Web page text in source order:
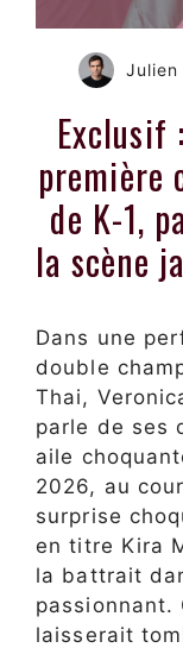
Julien
Exclusif
première
de K-1,
la scène
Dans une
double
Thai,
parle de ses
aile
2026, au
surprise
en titre Kira
la battrait
passionnant.
laisserait